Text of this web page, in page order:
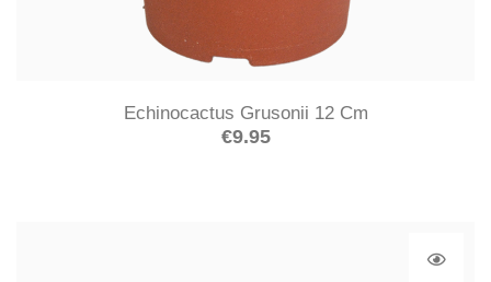
Echinocactus Grusonii 12 Cm
€9.95